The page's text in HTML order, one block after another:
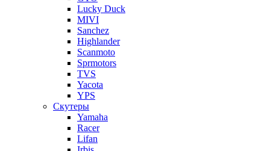
Lucky Duck
MIVI
Sanchez
Highlander
Scanmoto
Sprmotors
TVS
Yacota
YPS
Скутеры
Yamaha
Racer
Lifan